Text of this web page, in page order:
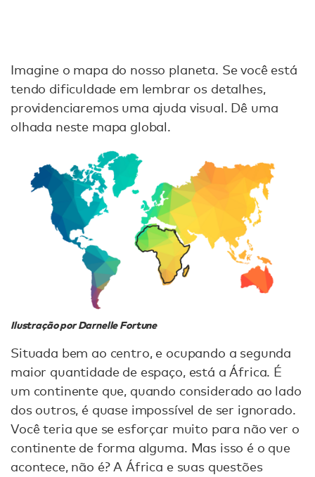
Imagine o mapa do nosso planeta. Se você está
tendo dificuldade em lembrar os detalhes,
providenciaremos uma ajuda visual. Dê uma
olhada neste mapa global.
Ilustração por Darnelle Fortune
Situada bem ao centro, e ocupando a segunda
maior quantidade de espaço, está a África. É
um continente que, quando considerado ao lado
dos outros, é quase impossível de ser ignorado.
Você teria que se esforçar muito para não ver o
continente de forma alguma. Mas isso é o que
acontece, não é? A África e suas questões